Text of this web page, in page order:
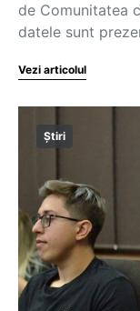
de Comunitatea
datele sunt
Vezi articolul
Știri